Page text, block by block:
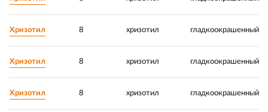
Хризотил 8 хризотил гладкоокрашенный
Хризотил 8 хризотил гладкоокрашенный
Хризотил 8 хризотил гладкоокрашенный